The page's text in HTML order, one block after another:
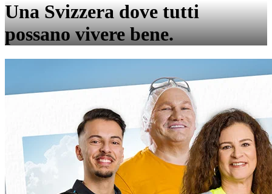
Una Svizzera dove tutti
possano vivere bene.